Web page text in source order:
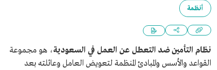
أنظمة
نظام التأمين ضد التعطل عن العمل في السعودية، هو مجموعة
القواعد والأسس والمبادئ المنظمة لتعويض العامل وعائلته بعد